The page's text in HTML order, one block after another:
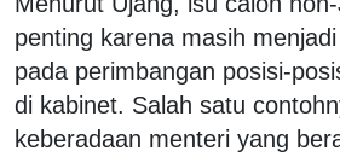
penting karena masih
pada perimbangan posisi-
di kabinet. Salah satu
keberadaan menteri yang